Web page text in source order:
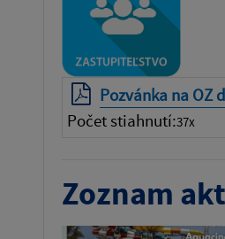
Pozvánka na OZ
Počet stiahnutí:37x
Zoznam